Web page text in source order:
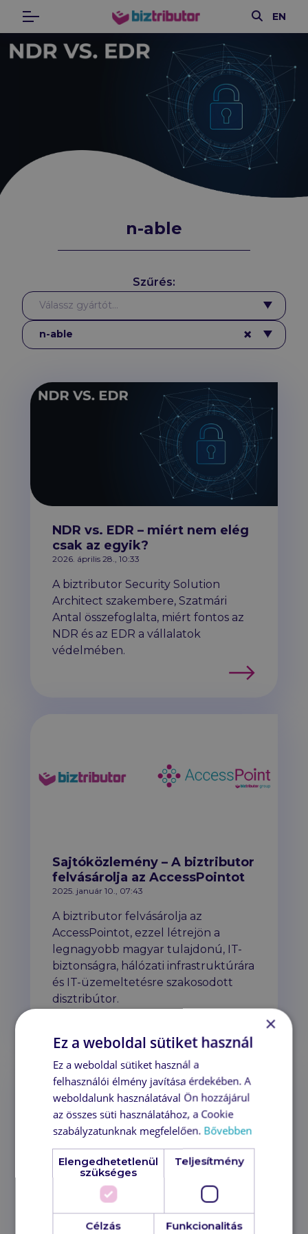
Menü
biztributor Keresés
EN
n-able
Szűrés:
Gyártók
Válassz gyártót...
Címkék ×
n-able
n-able
NDR vs. EDR – miért nem elég
csak az egyik?
2026. április 28., 10:33
A biztributor Security Solution
Architect szakembere, Szatmári
Antal összefoglalta, miért fontos az
NDR és az EDR a vállalatok
védelmében.
Tovább
Sajtóközlemény – A biztributor
felvásárolja az AccessPointot
2025. január 10., 07:43
A biztributor felvásárolja az
AccessPointot, ezzel létrejön a
legnagyobb magyar tulajdonú, IT-
biztonságra, hálózati infrastruktúrára
és IT-üzemeltetésre szakosodott
disztribútor.
Apple-eszközök menedzselése
az N-centralban
×
Ez a weboldal sütiket használ
Ez a weboldal sütiket használ a
felhasználói élmény javítása érdekében. A
weboldalunk használatával Ön hozzájárul
az összes süti használatához, a Cookie
szabályzatunknak megfelelően. Bővebben
Elengedhetetlenül
szükséges
Teljesítmény
Célzás Funkcionalitás